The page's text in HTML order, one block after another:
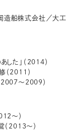
造船株式会社／大工
した」（2014）
（2011）
〜2009）
〜）
（2013〜）